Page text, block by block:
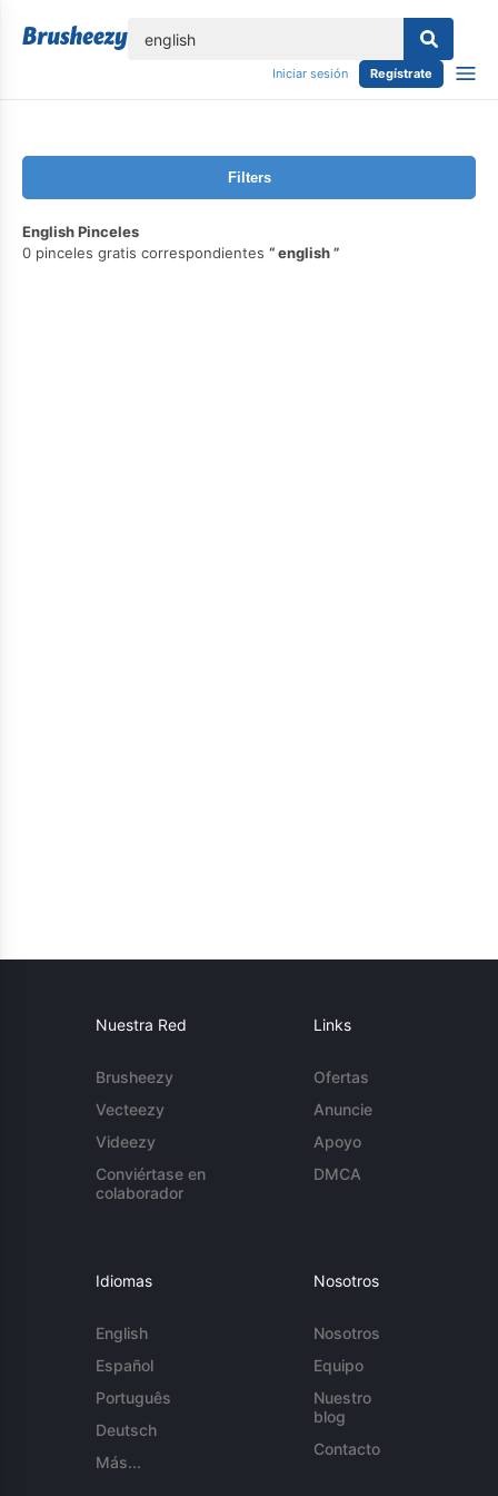
Iniciar sesión Regístrate
Filters
English Pinceles
0 pinceles gratis correspondientes
english
Nuestra Red
Brusheezy
Vecteezy
Videezy
Conviértase en
colaborador
Links
Ofertas
Anuncie
Apoyo
DMCA
Idiomas
English
Español
Português
Deutsch
Más...
Nosotros
Nosotros
Equipo
Nuestro
blog
Contacto